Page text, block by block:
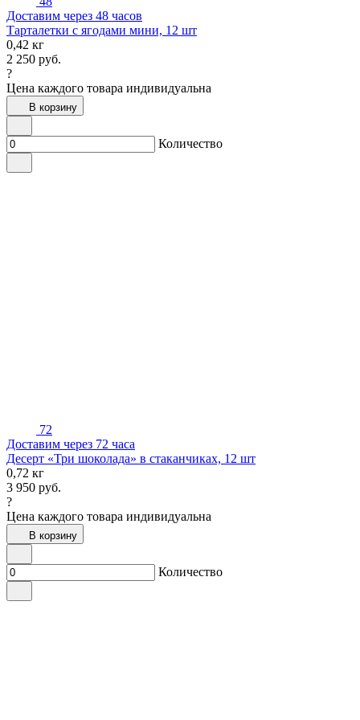
Доставим через 48 часов
Тарталетки с ягодами мини, 12 шт
0,42 кг
2 250 руб.
?
Цена каждого товара индивидуальна
В корзину
Количество
72
Доставим через 72 часа
Десерт «Три шоколада» в стаканчиках, 12 шт
0,72 кг
3 950 руб.
?
Цена каждого товара индивидуальна
В корзину
Количество